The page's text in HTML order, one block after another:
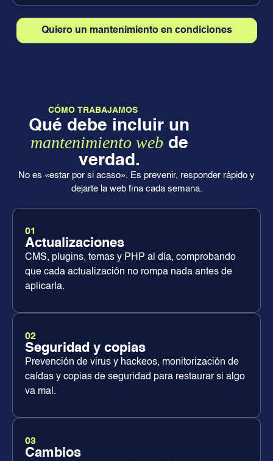
Quiero un mantenimiento en condiciones
CÓMO TRABAJAMOS
Qué debe incluir un
mantenimiento webde
verdad.
No es «estar por si acaso». Es prevenir, responder rápido y
dejarte la web fina cada semana.
01
Actualizaciones
CMS, plugins, temas y PHP al día, comprobando
que cada actualización no rompa nada antes de
aplicarla.
02
Seguridad y copias
Prevención de virus y hackeos, monitorización de
caídas y copias de seguridad para restaurar si algo
va mal.
03
Cambios